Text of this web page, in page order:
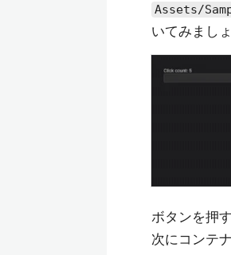
Assets/
いてみましょ
ボタンを押
次にコンテ